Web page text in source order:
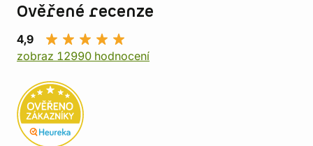
Ověřené recenze
4,9
zobraz 12990 hodnocení